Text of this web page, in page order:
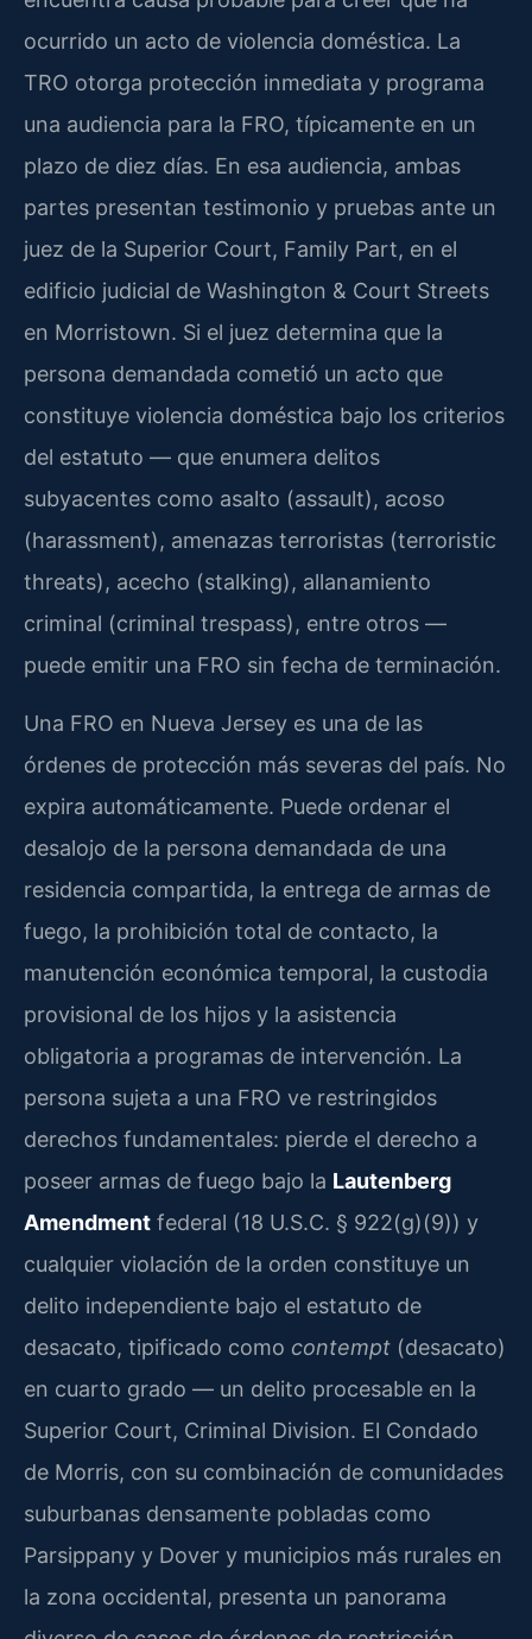
ocurrido un acto de violencia doméstica. La
TRO otorga protección inmediata y programa
una audiencia para la FRO, típicamente en un
plazo de diez días. En esa audiencia, ambas
partes presentan testimonio y pruebas ante un
juez de la Superior Court, Family Part, en el
edificio judicial de Washington & Court Streets
en Morristown. Si el juez determina que la
persona demandada cometió un acto que
constituye violencia doméstica bajo los criterios
del estatuto — que enumera delitos
subyacentes como asalto (assault), acoso
(harassment), amenazas terroristas (terroristic
threats), acecho (stalking), allanamiento
criminal (criminal trespass), entre otros —
puede emitir una FRO sin fecha de terminación.
Una FRO en Nueva Jersey es una de las
órdenes de protección más severas del país. No
expira automáticamente. Puede ordenar el
desalojo de la persona demandada de una
residencia compartida, la entrega de armas de
fuego, la prohibición total de contacto, la
manutención económica temporal, la custodia
provisional de los hijos y la asistencia
obligatoria a programas de intervención. La
persona sujeta a una FRO ve restringidos
derechos fundamentales: pierde el derecho a
poseer armas de fuego bajo la Lautenberg
Amendment federal (18 U.S.C. § 922(g)(9)) y
cualquier violación de la orden constituye un
delito independiente bajo el estatuto de
desacato, tipificado como contempt (desacato)
en cuarto grado — un delito procesable en la
Superior Court, Criminal Division. El Condado
de Morris, con su combinación de comunidades
suburbanas densamente pobladas como
Parsippany y Dover y municipios más rurales en
la zona occidental, presenta un panorama